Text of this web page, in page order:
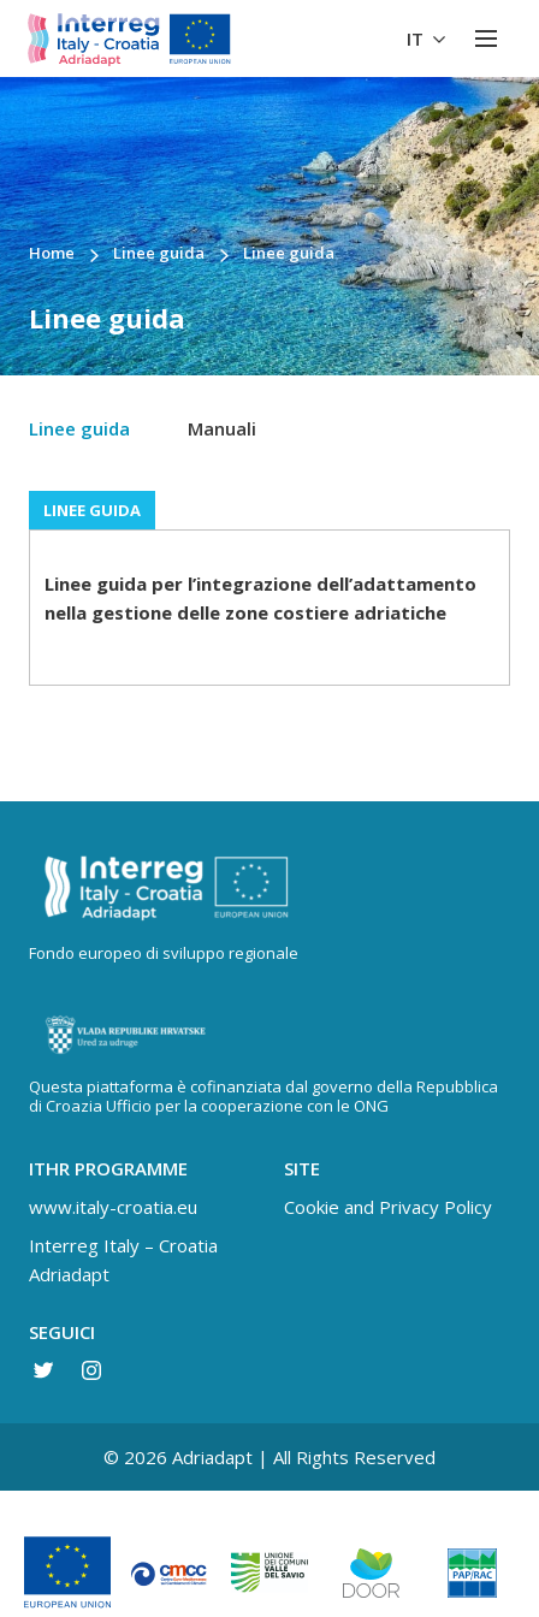
IT
Home Linee guida Linee guida
Linee guida
Linee guida Manuali
LINEE GUIDA
Linee guida per l’integrazione dell’adattamento
nella gestione delle zone costiere adriatiche
Fondo europeo di sviluppo regionale
Questa piattaforma è cofinanziata dal governo della Repubblica
di Croazia Ufficio per la cooperazione con le ONG
ITHR PROGRAMME
www.italy-croatia.eu
Interreg Italy – Croatia
Adriadapt
SITE
Cookie and Privacy Policy
SEGUICI
© 2026 Adriadapt | All Rights Reserved